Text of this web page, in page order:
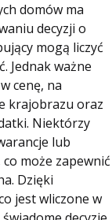
domów ma
decyzji o
mogą liczyć
Jednak ważne
cenę, na
krajobrazu oraz
Niektórzy
lub
może zapewnić
Dzięki
jest wliczone w